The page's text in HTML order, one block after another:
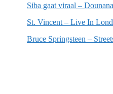
Siba gaat viraal – Dounana
St. Vincent – Live In
Bruce Springsteen –